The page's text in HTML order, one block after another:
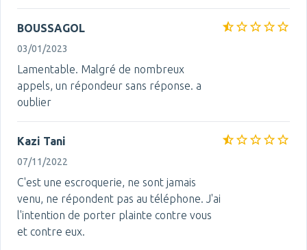
BOUSSAGOL
03/01/2023
Lamentable. Malgré de nombreux
appels, un répondeur sans réponse. a
oublier
Kazi Tani
07/11/2022
C'est une escroquerie, ne sont jamais
venu, ne répondent pas au téléphone. J'ai
l'intention de porter plainte contre vous
et contre eux.